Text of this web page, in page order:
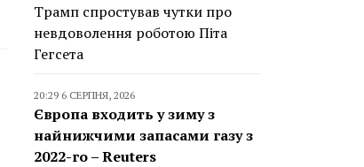
Трамп спростував чутки про
невдоволення роботою Піта
Гегсета
20:29 6 СЕРПНЯ, 2026
Європа входить у зиму з
найнижчими запасами газу з
2022-го – Reuters